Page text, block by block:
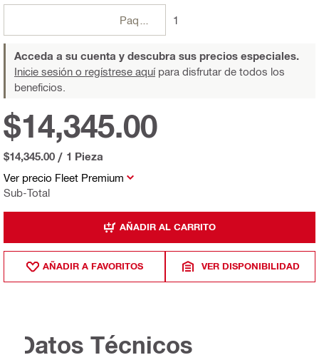
1
Acceda a su cuenta y descubra sus precios especiales.
Inicie sesión o regístrese aquípara disfrutar de todos los
beneficios.
Ver precio Fleet Premium
Sub-Total
$14,345.00
$14,345.00 / 1 Pieza
AÑADIR AL CARRITO
AÑADIR A FAVORITOS VER DISPONIBILIDAD
Datos Técnicos